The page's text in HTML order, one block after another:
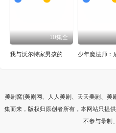
10集全
我与沃尔特家男孩的生活第三季
美剧窝(美剧网、人人美剧、天天美剧、美
集而来，版权归原创者所有，本网站只提
不参与录制